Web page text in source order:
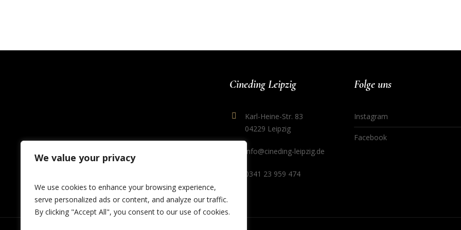
We value your privacy
We use cookies to enhance your browsing experience,
serve personalized ads or content, and analyze our traffic.
By clicking "Accept All", you consent to our use of cookies.
Cineding Leipzig
Karl-Heine-Str. 83
04229 Leipzig
info@cineding-leipzig.de
0341 23 959 474
Folge uns
Instagram
Facebook